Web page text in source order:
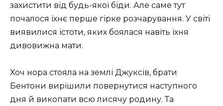
захистити від будь-якої біди. Але саме тут
почалося їхнє перше гірке розчарування. У світі
виявилися істоти, яких боялася навіть їхня
дивовижна мати.
Хоч нора стояла на землі Джуксів, брати
Бентони вирішили повернутися наступного
дня й викопати всю лисячу родину. Та